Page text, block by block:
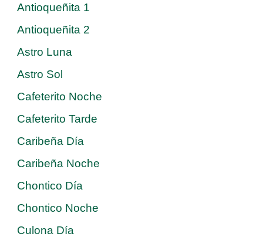
Antioqueñita 1
Antioqueñita 2
Astro Luna
Astro Sol
Cafeterito Noche
Cafeterito Tarde
Caribeña Día
Caribeña Noche
Chontico Día
Chontico Noche
Culona Día